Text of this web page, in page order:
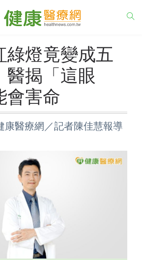
綠燈竟變成五
揭「這眼
會害命
醫療網／記者陳佳慧報導